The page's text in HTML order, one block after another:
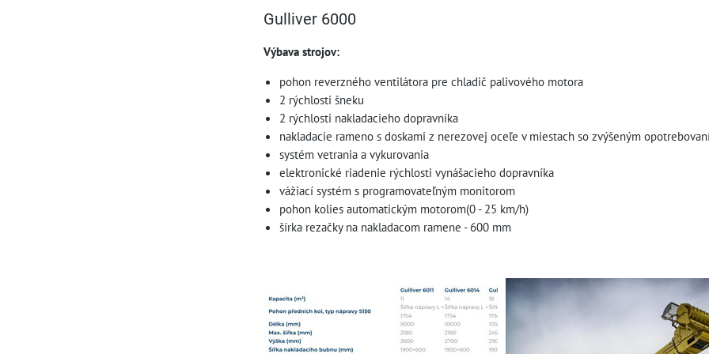
Gulliver 6000
Výbava strojov:
pohon reverzného ventilátora pre chladič palivového motora
2 rýchlosti šneku
2 rýchlosti nakladacieho dopravníka
nakladacie rameno s doskami z nerezovej oceľe v miestach so zvýšeným
systém vetrania a vykurovania
elektronické riadenie rýchlosti vynášacieho dopravníka
vážiací systém s programovateľným monitorom
pohon kolies automatickým motorom(0 - 25 km/h)
šírka rezačky na nakladacom ramene - 600 mm